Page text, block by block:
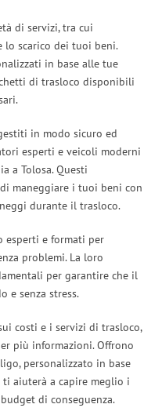
di servizi, tra cui
lo scarico dei tuoi beni.
in base alle tue
di trasloco disponibili
in modo sicuro ed
esperti e veicoli moderni
a Tolosa. Questi
maneggiare i tuoi beni con
durante il trasloco.
esperti e formati per
problemi. La loro
per garantire che il
e senza stress.
costi e i servizi di trasloco,
più informazioni. Offrono
personalizzato in base
ti aiuterà a capire meglio i
di conseguenza.